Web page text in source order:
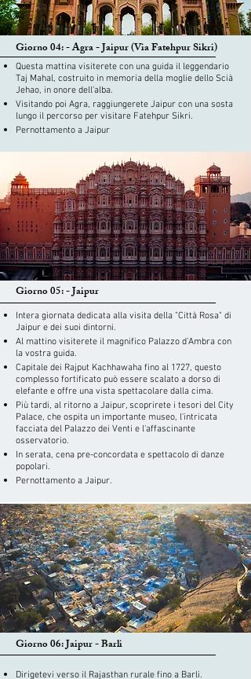
Giorno 04: - Agra - Jaipur (Via Fatehpur Sikri)
Questa mattina visiterete con una guida il leggendario
Taj Mahal, costruito in memoria della moglie dello Scià
Jehao, in onore dell'alba.
Visitando poi Agra, raggiungerete Jaipur con una sosta
lungo il percorso per visitare Fatehpur Sikri.
Pernottamento a Jaipur
Giorno 05: - Jaipur
Intera giornata dedicata alla visita della "Città Rosa" di
Jaipur e dei suoi dintorni.
Al mattino visiterete il magnifico Palazzo d'Ambra con
la vostra guida.
Capitale dei Rajput Kachhawaha fino al 1727, questo
complesso fortificato può essere scalato a dorso di
elefante e offre una vista spettacolare dalla cima.
Più tardi, al ritorno a Jaipur, scoprirete i tesori del City
Palace, che ospita un importante museo, l'intricata
facciata del Palazzo dei Venti e l'affascinante
osservatorio.
In serata, cena pre-concordata e spettacolo di danze
popolari.
Pernottamento a Jaipur.
Giorno 06: Jaipur - Barli
​Dirigetevi verso il Rajasthan rurale fino a Barli.